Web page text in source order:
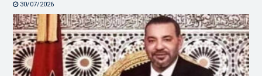
30/07/2026